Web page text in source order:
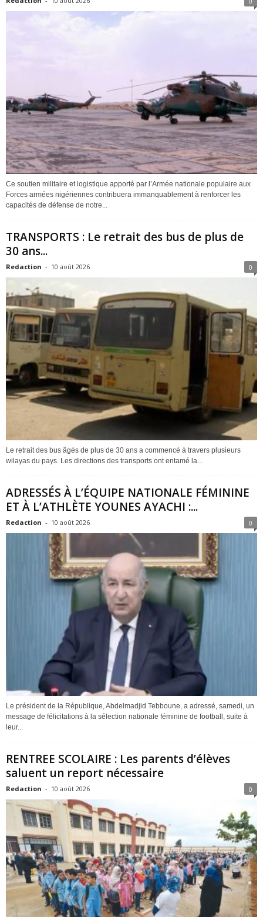
Ce soutien militaire et logistique apporté par l’Armée nationale populaire aux
Forces armées nigériennes contribuera immanquablement à renforcer les
capacités de défense de notre...
TRANSPORTS : Le retrait des bus de plus de
30 ans...
Redaction - 10 août 2026 0
Le retrait des bus âgés de plus de 30 ans a commencé à travers plusieurs
wilayas du pays. Les directions des transports ont entamé la...
ADRESSÉS À L’ÉQUIPE NATIONALE FÉMININE
ET À L’ATHLÈTE YOUNES AYACHI :...
Redaction - 10 août 2026 0
Le président de la République, Abdelmadjid Tebboune, a adressé, samedi, un
message de félicitations à la sélection nationale féminine de football, suite à
leur...
RENTREE SCOLAIRE : Les parents d’élèves
saluent un report nécessaire
Redaction - 10 août 2026 0